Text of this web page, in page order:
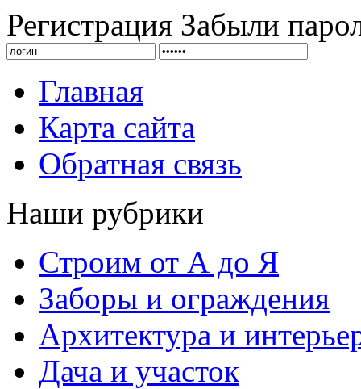
Регистрация Забыли
Главная
Карта сайта
Обратная связь
Наши рубрики
Строим от А до Я
Заборы и ограждения
Архитектура и
Дача и участок